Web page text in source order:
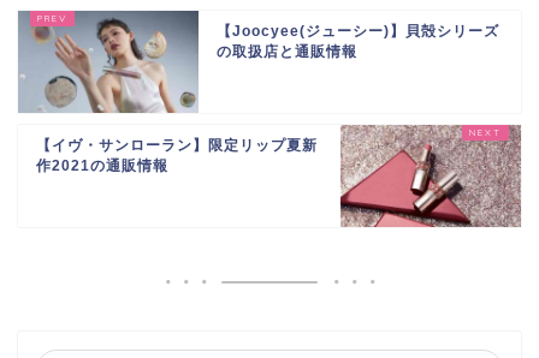
【Joocyee(ジューシー)】貝殻シリーズ
の取扱店と通販情報
【イヴ・サンローラン】限定リップ夏新
作2021の通販情報